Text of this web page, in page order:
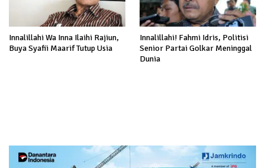
Innalillahi Wa Inna Ilaihi Rajiun,
Buya Syafii Maarif Tutup Usia
Innalillahi! Fahmi Idris, Politisi
Senior Partai Golkar Meninggal
Dunia